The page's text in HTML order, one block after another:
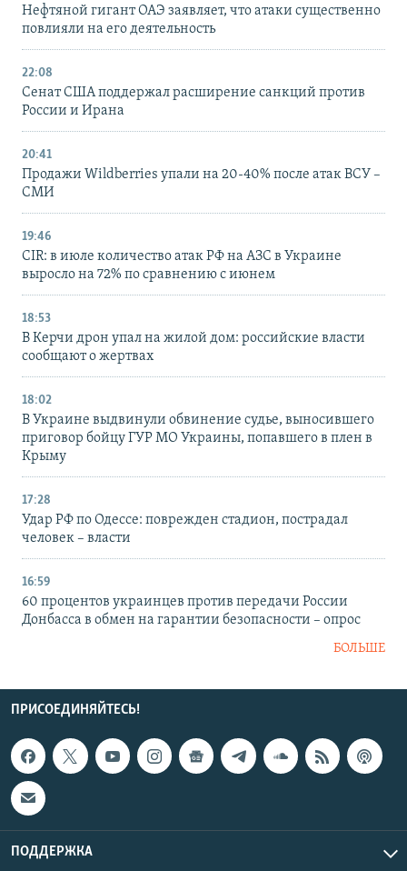
Нефтяной гигант ОАЭ заявляет, что атаки существенно
повлияли на его деятельность
22:08
Сенат США поддержал расширение санкций против
России и Ирана
20:41
Продажи Wildberries упали на 20-40% после атак ВСУ –
СМИ
19:46
CIR: в июле количество атак РФ на АЗС в Украине
выросло на 72% по сравнению с июнем
18:53
В Керчи дрон упал на жилой дом: российские власти
сообщают о жертвах
18:02
В Украине выдвинули обвинение судье, выносившего
приговор бойцу ГУР МО Украины, попавшего в плен в
Крыму
17:28
Удар РФ по Одессе: поврежден стадион, пострадал
человек – власти
16:59
60 процентов украинцев против передачи России
Донбасса в обмен на гарантии безопасности – опрос
БОЛЬШЕ
ПРИСОЕДИНЯЙТЕСЬ!
ПОДДЕРЖКА